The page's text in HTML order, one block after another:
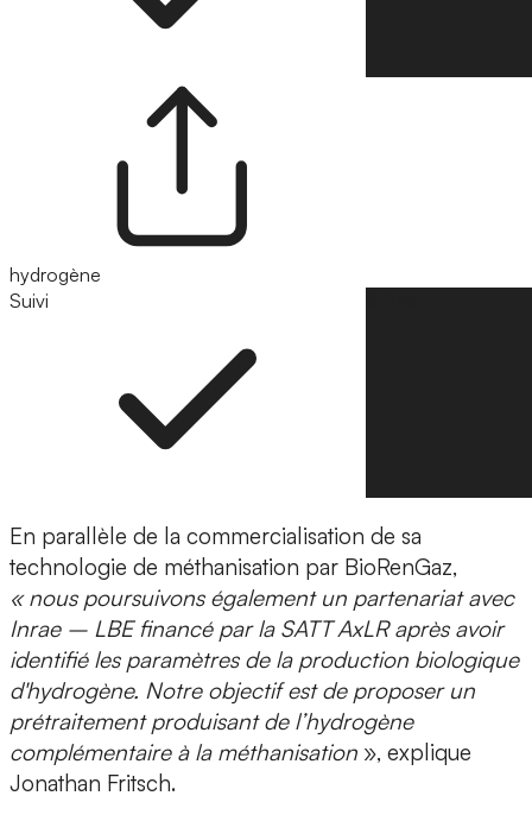
hydrogène
Suivi
En parallèle de la commercialisation de sa
technologie de méthanisation par BioRenGaz,
«nous poursuivons également un partenariat avec
Inrae– LBE financé par la SATT AxLR après avoir
identifié les paramètres de la production biologique
d'hydrogène. Notre objectif est de proposer un
prétraitement produisant de l’hydrogène
complémentaire à la méthanisation », explique
Jonathan Fritsch.